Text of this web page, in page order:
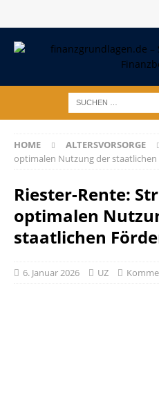
HOME ALTERSVORSORGE
optimalen Nutzung der
Riester-Rente:
optimalen
staatlichen
6. Januar 2026 UZ